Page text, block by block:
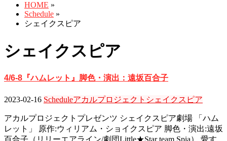
HOME »
Schedule »
シェイクスピア
シェイクスピア
4/6-8『ハムレット』脚色・演出：遠坂百合子
2023-02-16 Scheduleアカルプロジェクト シェイクスピア
アカルプロジェクトプレゼンツ シェイクスピア劇場 「ハム
レット」 原作:ウィリアム・ショイクスピア 脚色・演出:遠坂
百合子（リリーエアライン/劇団Little★Star team Spia） 愛す